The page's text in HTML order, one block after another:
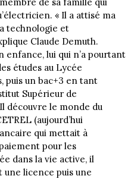
de sa famille qui
« Il a attisé ma
technologie et
Claude Demuth.
lui qui n’a pourtant
études au Lycée
puis un bac+3 en tant
Supérieur de
découvre le monde du
(aujourd’hui
qui mettait à
pour les
dans la vie active, il
une licence puis une